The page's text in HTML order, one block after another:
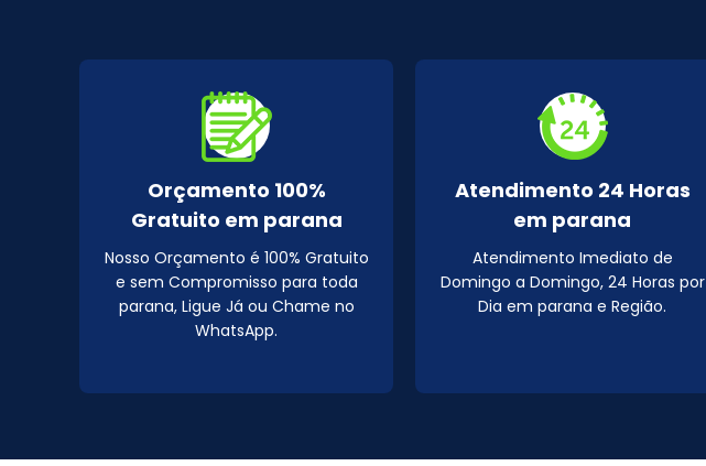
Orçamento 100%
Gratuito em parana
Nosso Orçamento é 100% Gratuito
e sem Compromisso para toda
parana, Ligue Já ou Chame no
WhatsApp.
Atendimento 24 Horas
em parana
Atendimento Imediato de
Domingo a Domingo, 24 Horas por
Dia em parana e Região.